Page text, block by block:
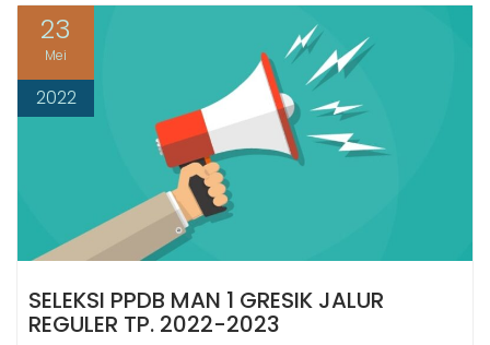
23
Mei
2022
SELEKSI PPDB MAN 1 GRESIK JALUR
REGULER TP. 2022-2023